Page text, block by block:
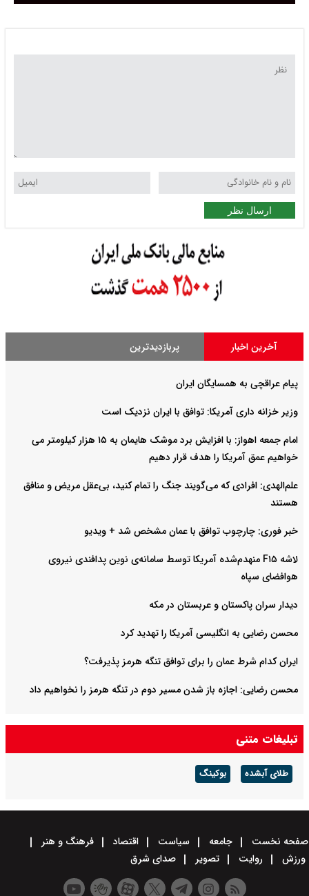
ارسال نظر
آخرین اخبار پربازدیدترین
پیام عراقچی به همسایگان ایران
وزیر خزانه داری آمریکا: توافق با ایران نزدیک است
امام‌ جمعه اهواز: با افزایش برد موشک هایمان به ۱۵ هزار کیلومتر می
خواهیم عمق آمریکا را هدف قرار دهیم
علم‌الهدی: افرادی که می‌گویند جنگ را تمام کنید، بی‌عقل مریض و منافق
هستند
خبر فوری: چارچوب توافق با عمان مشخص شد + ویدیو
لاشه F۱۵ منهدم‌شده آمریکا توسط سامانه‌ی نوین پدافندی نیروی
هوافضای سپاه
دیدار سران پاکستان و عربستان در مکه
محسن رضایی به انگلیسی آمریکا را تهدید کرد
ایران کدام شرط عمان را برای توافق تنگه هرمز پذیرفت؟
محسن رضایی: اجازه باز شدن مسیر دوم در تنگه هرمز را نخواهیم داد
تبلیغات متنی
طلای آبشده بوکینگ
صفحه نخست جامعه سیاست اقتصاد
فرهنگ و هنر
ورزش
روایت تصویر صدای شرق